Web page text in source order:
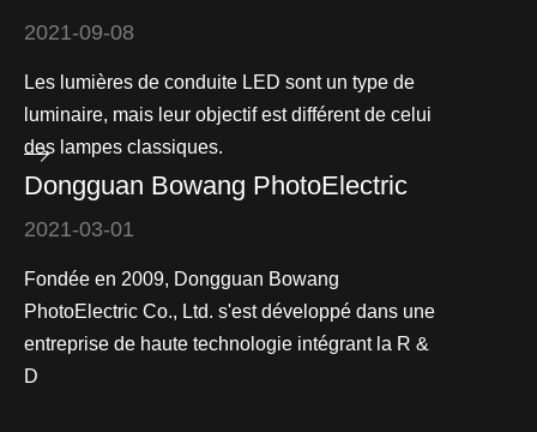
2021-09-08
Les lumières de conduite LED sont un type de
luminaire, mais leur objectif est différent de celui
des lampes classiques.
Dongguan Bowang PhotoElectric
2021-03-01
Fondée en 2009, Dongguan Bowang
PhotoElectric Co., Ltd. s'est développé dans une
entreprise de haute technologie intégrant la R &
D